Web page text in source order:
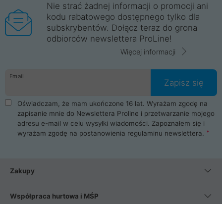
Nie strać żadnej informacji o promocji ani
kodu rabatowego dostępnego tylko dla
subskrybentów. Dołącz teraz do grona
odbiorców newslettera ProLine!
Więcej informacji
Email
Zapisz się
Oświadczam, że mam ukończone 16 lat. Wyrażam zgodę na
zapisanie mnie do Newslettera Proline i przetwarzanie mojego
adresu e-mail w celu wysyłki wiadomości. Zapoznałem się i
wyrażam zgodę na postanowienia regulaminu newslettera.
Zakupy
Współpraca hurtowa i MŚP